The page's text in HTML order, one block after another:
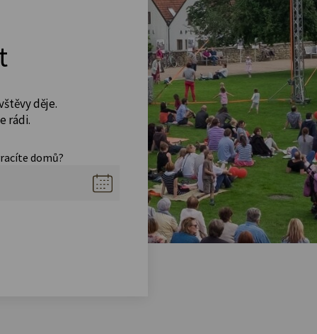
děje.
rádi.
domů?